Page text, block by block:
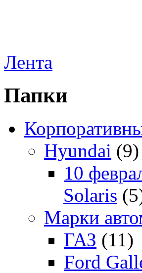
Лента
Папки
Hyundai (9)
10
Solaris
Марки
ГАЗ (11)
Ford